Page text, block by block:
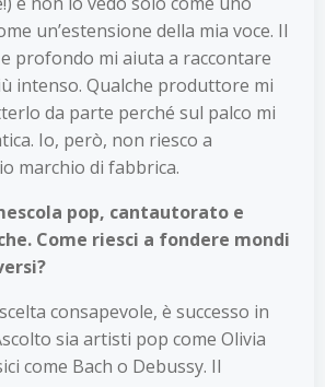
un’estensione della mia voce. Il
profondo mi aiuta a raccontare
intenso. Qualche produttore mi
da parte perché sul palco mi
Io, però, non riesco a
marchio di fabbrica.
pop, cantautorato e
Come riesci a fondere mondi
consapevole, è successo in
sia artisti pop come Olivia
come Bach o Debussy. Il